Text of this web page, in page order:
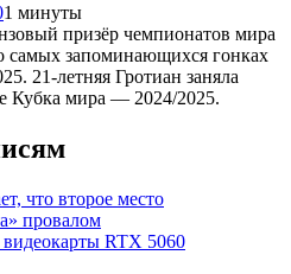
1 минуты
призёр чемпионатов мира
самых запоминающихся гонках
21-летняя Гротиан заняла
Кубка мира — 2024/2025.
что второе место
провалом
RTX 5060